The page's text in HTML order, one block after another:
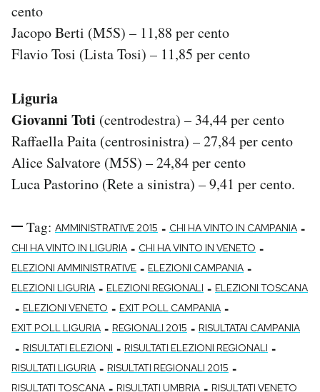
cento
Jacopo Berti (M5S) – 11,88 per cento
Flavio Tosi (Lista Tosi) – 11,85 per cento
Liguria
Giovanni Toti (centrodestra) – 34,44 per cento
Raffaella Paita (centrosinistra) – 27,84 per cento
Alice Salvatore (M5S) – 24,84 per cento
Luca Pastorino (Rete a sinistra) – 9,41 per cento.
Tag: AMMINISTRATIVE 2015 - CHI HA VINTO IN CAMPANIA -
CHI HA VINTO IN LIGURIA - CHI HA VINTO IN VENETO -
ELEZIONI AMMINISTRATIVE - ELEZIONI CAMPANIA -
ELEZIONI LIGURIA - ELEZIONI REGIONALI - ELEZIONI TOSCANA
- ELEZIONI VENETO - EXIT POLL CAMPANIA -
EXIT POLL LIGURIA - REGIONALI 2015 - RISULTATAI CAMPANIA
- RISULTATI ELEZIONI - RISULTATI ELEZIONI REGIONALI -
RISULTATI LIGURIA - RISULTATI REGIONALI 2015 -
RISULTATI TOSCANA - RISULTATI UMBRIA - RISULTATI VENETO